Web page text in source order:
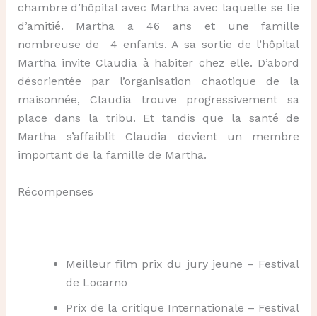
chambre d’hôpital avec Martha avec laquelle se lie
d’amitié. Martha a 46 ans et une famille
nombreuse de 4 enfants. A sa sortie de l’hôpital
Martha invite Claudia à habiter chez elle. D’abord
désorientée par l’organisation chaotique de la
maisonnée, Claudia trouve progressivement sa
place dans la tribu. Et tandis que la santé de
Martha s’affaiblit Claudia devient un membre
important de la famille de Martha.
Récompenses
Meilleur film prix du jury jeune – Festival
de Locarno
Prix de la critique Internationale – Festival